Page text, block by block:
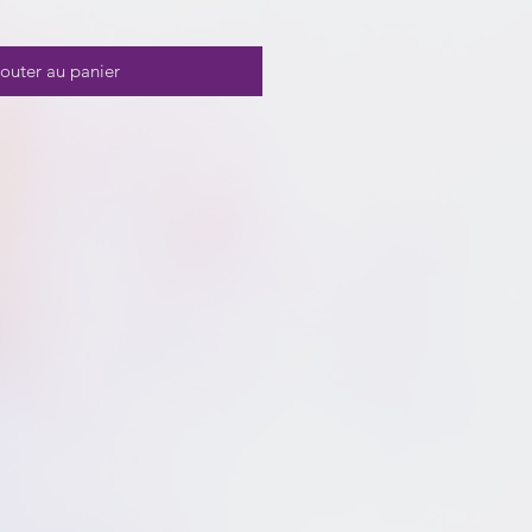
au panier